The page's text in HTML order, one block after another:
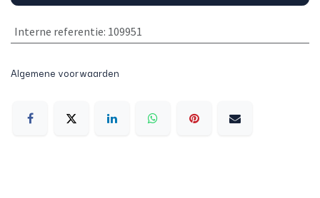
Interne referentie: 109951
Algemene voorwaarden